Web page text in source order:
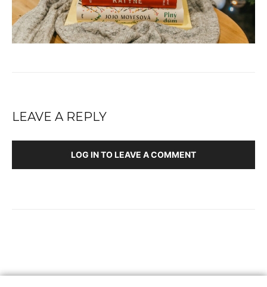
LEAVE A REPLY
LOG IN TO LEAVE A COMMENT